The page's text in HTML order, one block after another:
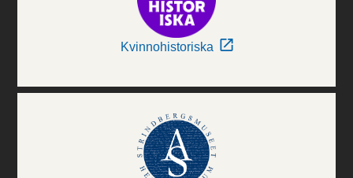
Kvinnohistoriska